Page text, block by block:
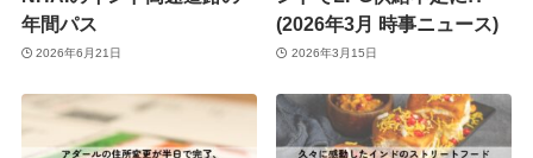
年間パス
2026年6月21日
(2026年3月 時事ニュース)
2026年3月15日